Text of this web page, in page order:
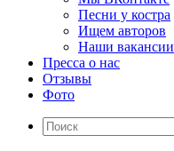
Песни у костра
Ищем авторов
Наши вакансии
Пресса о нас
Отзывы
Фото